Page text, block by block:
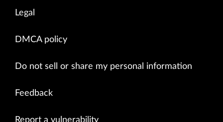
Legal
DMCA policy
Do not sell or share my personal information
Feedback
Report a vulnerability